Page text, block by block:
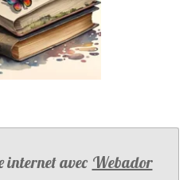
internet avec Webador